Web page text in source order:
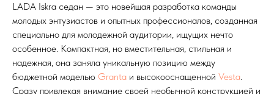
LADA Iskra седан — это новейшая разработка команды
молодых энтузиастов и опытных профессионалов, созданная
специально для молодежной аудитории, ищущих нечто
особенное. Компактная, но вместительная, стильная и
надежная, она заняла уникальную позицию между
бюджетной моделью Granta и высокооснащенной Vesta.
Сразу привлекая внимание своей необычной конструкцией и